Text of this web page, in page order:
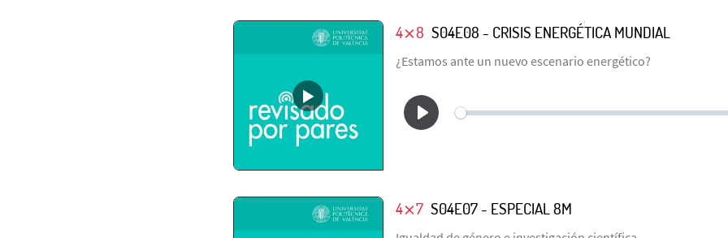
4⨯8 S04E08 - CRISIS ENERGÉTICA MUNDIAL
¿Estamos ante un nuevo escenario energético?
4⨯7 S04E07 - ESPECIAL 8M